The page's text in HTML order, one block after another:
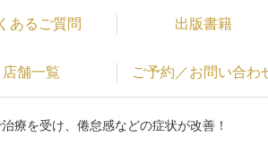
あるご質問 出版書籍
店舗一覧 ご予約／お問い合わ
療を受け、倦怠感などの症状が改善！